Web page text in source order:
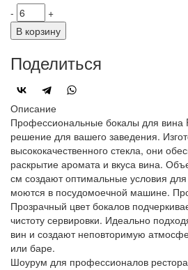
-
+
В корзину
Поделиться
Описание
Профессиональные бокалы для вина
решение для вашего заведения.
высококачественного стекла, они
раскрытие аромата и вкуса вина.
см создают оптимальные условия для
моются в посудомоечной машине.
Прозрачный цвет бокалов
чистоту сервировки. Идеально
вин и создают неповторимую
или баре.
Шоурум для профессионалов